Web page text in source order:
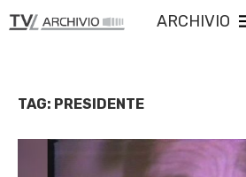
ARCHIVIO
TAG: PRESIDENTE